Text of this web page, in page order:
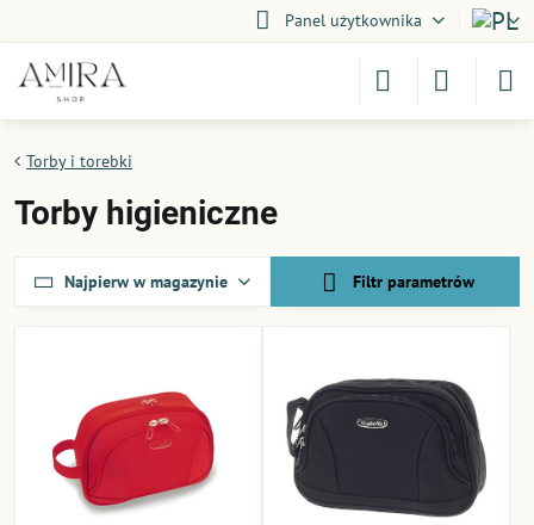
Panel użytkownika
Torby i torebki
Torby higieniczne
Najpierw w magazynie Filtr parametrów